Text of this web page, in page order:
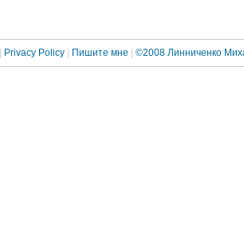
Privacy Policy Пишите мне ©2008 Линниченко